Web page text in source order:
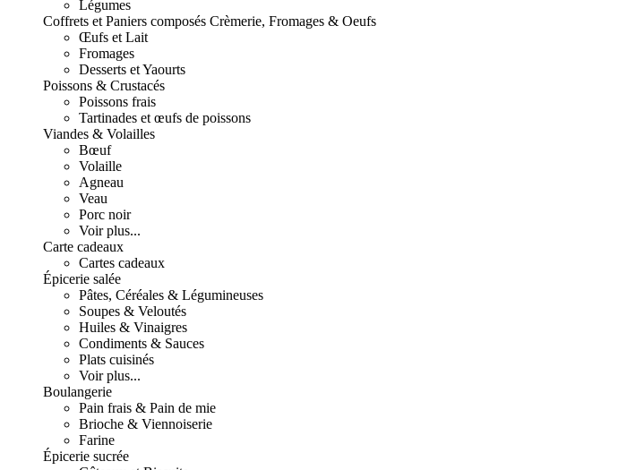
Légumes
Coffrets et Paniers composés Crèmerie, Fromages & Oeufs
Œufs et Lait
Fromages
Desserts et Yaourts
Poissons & Crustacés
Poissons frais
Tartinades et œufs de poissons
Viandes & Volailles
Bœuf
Volaille
Agneau
Veau
Porc noir
Voir plus...
Carte cadeaux
Cartes cadeaux
Épicerie salée
Pâtes, Céréales & Légumineuses
Soupes & Veloutés
Huiles & Vinaigres
Condiments & Sauces
Plats cuisinés
Voir plus...
Boulangerie
Pain frais & Pain de mie
Brioche & Viennoiserie
Farine
Épicerie sucrée